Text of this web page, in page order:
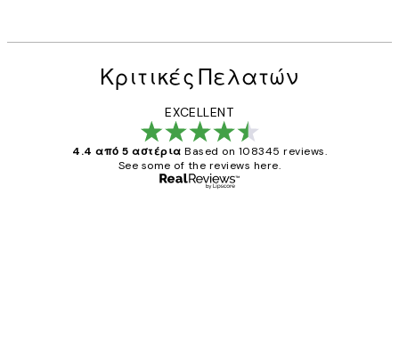
Κριτικές Πελατών
EXCELLENT
4.4 από 5 αστέρια Based on 108345 reviews.
See some of the reviews here.